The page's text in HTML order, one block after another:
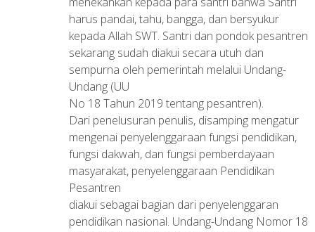
harus pandai, tahu, bangga, dan bersyukur
kepada Allah SWT. Santri dan pondok pesantren
sekarang sudah diakui secara utuh dan
sempurna oleh pemerintah melalui Undang-
Undang (UU
No 18 Tahun 2019 tentang pesantren).
Dari penelusuran penulis, disamping mengatur
mengenai penyelenggaraan fungsi pendidikan,
fungsi dakwah, dan fungsi pemberdayaan
masyarakat, penyelenggaraan Pendidikan
Pesantren
diakui sebagai bagian dari penyelenggaran
pendidikan nasional. Undang-Undang Nomor 18